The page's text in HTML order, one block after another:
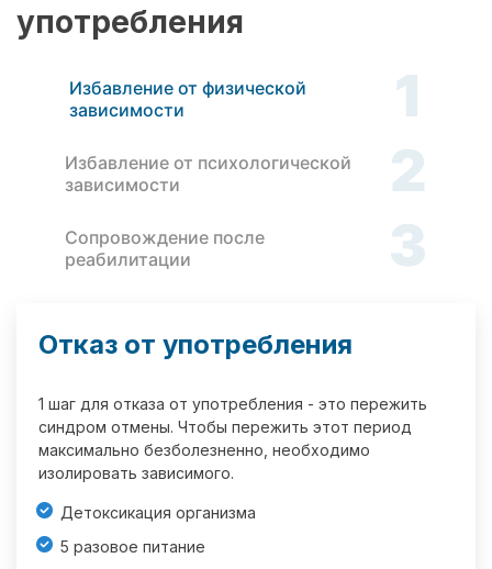
употребления
Избавление от физической
зависимости
1
Избавление от психологической
зависимости
2
Сопровождение после
реабилитации
3
Отказ от употребления
1 шаг для отказа от употребления - это пережить
синдром отмены. Чтобы пережить этот период
максимально безболезненно, необходимо
изолировать зависимого.
Детоксикация организма
5 разовое питание